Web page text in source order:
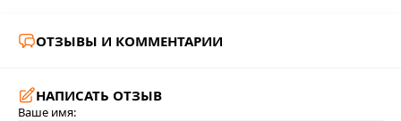
ОТЗЫВЫ И КОММЕНТАРИИ
НАПИСАТЬ ОТЗЫВ
Ваше имя: